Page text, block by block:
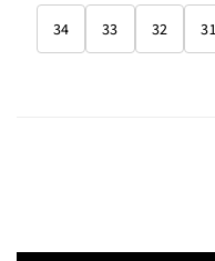
31
32
33
34